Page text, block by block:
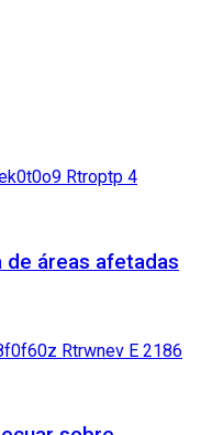
de áreas afetadas